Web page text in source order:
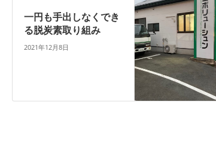
一円も手出しなくでき
る脱炭素取り組み
2021年12月8日